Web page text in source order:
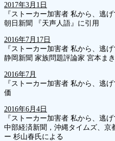
2017年3月1日
『ストーカー加害者 私から、逃
朝日新聞 『天声人語』に引用
2016年7月17日
『ストーカー加害者 私から、逃
静岡新聞 家族問題評論家 宮本ま
2016年7月
『ストーカー加害者 私から、逃
価
2016年6月4日
『ストーカー加害者 私から、逃
中部経済新聞，沖縄タイムズ、京
ー 杉山春氏による